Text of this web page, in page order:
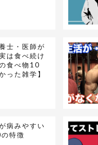
士・医師が
は食べ続け
食べ物10
った雑学】
病みやすい
特徴